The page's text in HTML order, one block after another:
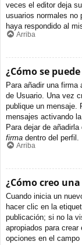
veces el editor deja
usuarios normales no
haya respondido al
Arriba
¿Cómo se
Para añadir una firma
de Usuario. Una vez
publique un mensaje.
mensajes activando
Para dejar de
firma dentro del perfil.
Arriba
¿Cómo creo
Cuando inicia un
hacer clic en la
publicación; si no la
apropiados para
opciones en el